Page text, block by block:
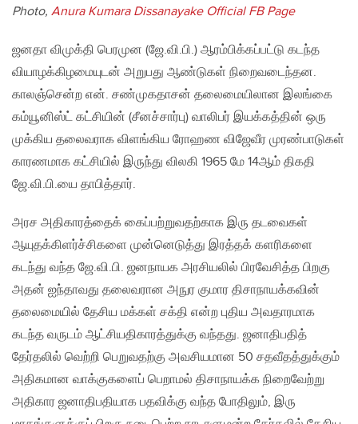
Photo, Anura Kumara Dissanayake Official FB Page
ஜனதா விமுக்தி பெரமுன (ஜே.வி.பி.) ஆரம்பிக்கப்பட்டு கடந்த
வியாழக்கிழமையுடன் அறுபது ஆண்டுகள் நிறைவடைந்தன.
காலஞ்சென்ற என். சண்முகதாசன் தலைமையிலான இலங்கை
கம்யூனிஸ்ட் கட்சியின் (சீனச்சார்பு) வாலிபர் இயக்கத்தின் ஒரு
முக்கிய தலைவராக விளங்கிய ரோஹண விஜேவீர முரண்பாடுகள்
காரணமாக கட்சியில் இருந்து விலகி 1965 மே 14ஆம் திகதி
ஜே.வி.பி.யை தாபித்தார்.
அரச அதிகாரத்தைக் கைப்பற்றுவதற்காக இரு தடவைகள்
ஆயுதக்கிளர்ச்சிகளை முன்னெடுத்து இரத்தக் களரிகளை
கடந்து வந்த ஜே.வி.பி. ஜனநாயக அரசியலில் பிரவேசித்த பிறகு
அதன் ஐந்தாவது தலைவரான அநுர குமார திசாநாயக்கவின்
தலைமையில் தேசிய மக்கள் சக்தி என்ற புதிய அவதாரமாக
கடந்த வருடம் ஆட்சியதிகாரத்துக்கு வந்தது. ஜனாதிபதித்
தேர்தலில் வெற்றி பெறுவதற்கு அவசியமான 50 சதவீதத்துக்கும்
அதிகமான வாக்குகளைப் பெறாமல் திசாநாயக்க நிறைவேற்று
அதிகார ஜனாதிபதியாக பதவிக்கு வந்த போதிலும், இரு